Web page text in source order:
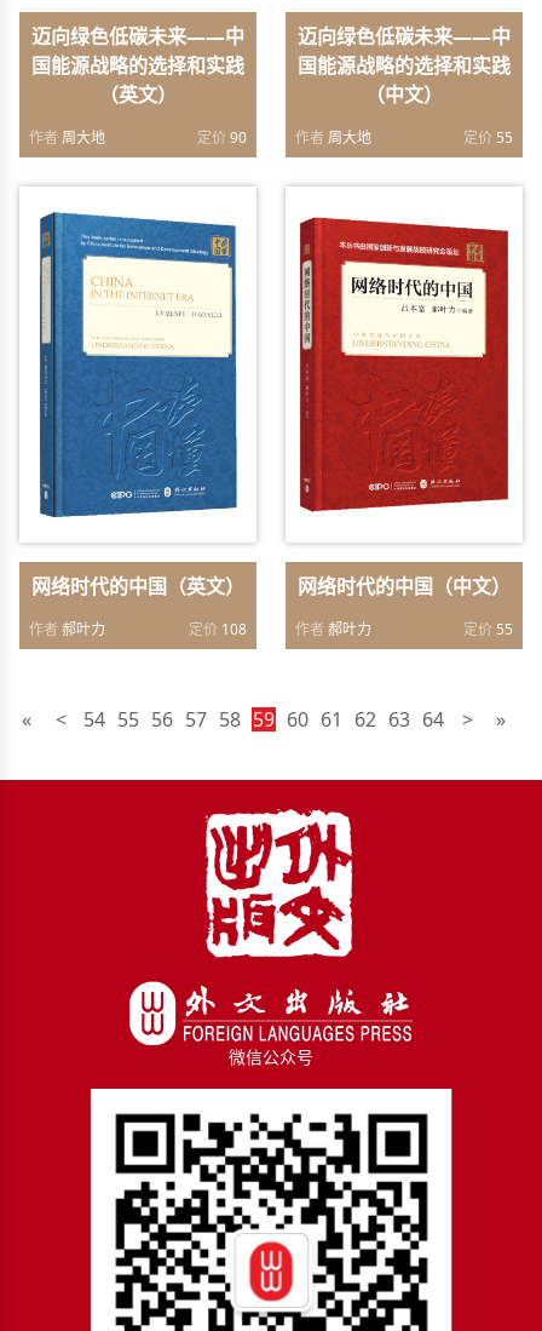
迈向绿色低碳未来——中
国能源战略的选择和实践
（英文）
作者 周大地 定价90
迈向绿色低碳未来——中
国能源战略的选择和实践
（中文）
作者 周大地 定价 55
网络时代的中国（英文）
作者 郝叶力 定价 108
网络时代的中国（中文）
作者 郝叶力 定价 55
« < 54 55 56 57 58 59 60 61 62 63 64 > »
微信公众号